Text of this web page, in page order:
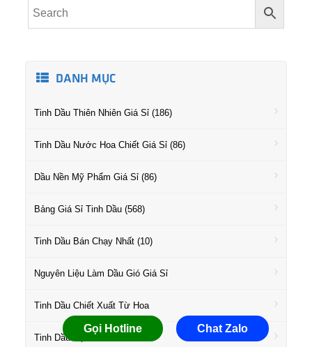
DANH MỤC
Tinh Dầu Thiên Nhiên Giá Sỉ (186)
Tinh Dầu Nước Hoa Chiết Giá Sỉ (86)
Dầu Nền Mỹ Phẩm Giá Sỉ (86)
Bảng Giá Sỉ Tinh Dầu (568)
Tinh Dầu Bán Chạy Nhất (10)
Nguyên Liệu Làm Dầu Gió Giá Sỉ
Tinh Dầu Chiết Xuất Từ Hoa
Tinh Dầu Họ Gỗ Giá Sỉ
Gọi Hotline Chat Zalo